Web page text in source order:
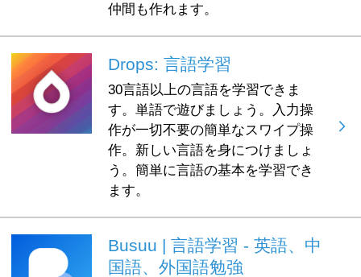
仲間も作れます。
Drops: 言語学習
30言語以上の言語を学習できま
す。単語で遊びましょう。入力操
作が一切不要の簡単なスワイプ操
作。新しい言語を身につけましょ
う。簡単に言語の基本を学習でき
ます。
Busuu | 言語学習 - 英語、中
国語、外国語勉強